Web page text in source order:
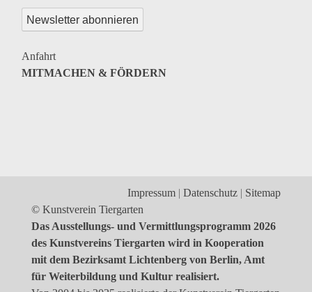
Veranstaltungsformate
Anfahrt
MITMACHEN & FÖRDERN
Impressum Datenschutz
Sitemap
© Kunstverein Tiergarten
Das Ausstellungs- und Vermittlungsprogramm 2026
des Kunstvereins Tiergarten wird in Kooperation
mit dem Bezirksamt Lichtenberg von Berlin, Amt
für Weiterbildung und Kultur realisiert.